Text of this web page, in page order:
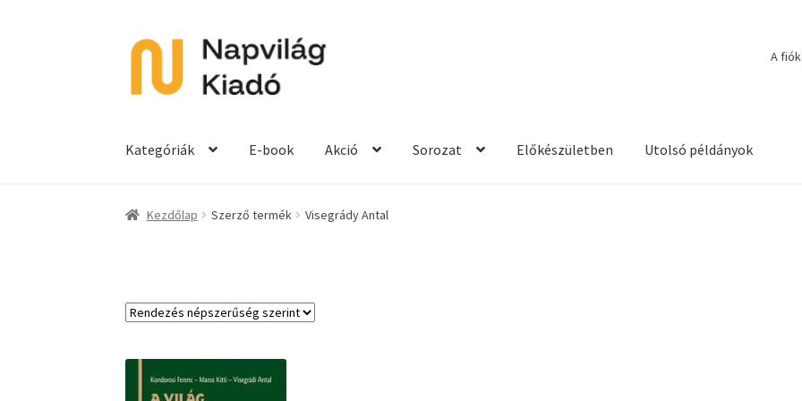
Ugrás
navigációhoz
Kilépés
tartalomba
A
Kategóriák E-book Akció Sorozat Előkészületben Utolsó példányok
Kezdőlap Szerző termék Visegrády Antal